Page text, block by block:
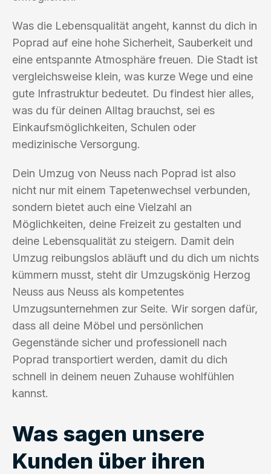
Was die Lebensqualität angeht, kannst du dich in
Poprad auf eine hohe Sicherheit, Sauberkeit und
eine entspannte Atmosphäre freuen. Die Stadt ist
vergleichsweise klein, was kurze Wege und eine
gute Infrastruktur bedeutet. Du findest hier alles,
was du für deinen Alltag brauchst, sei es
Einkaufsmöglichkeiten, Schulen oder
medizinische Versorgung.
Dein Umzug von Neuss nach Poprad ist also
nicht nur mit einem Tapetenwechsel verbunden,
sondern bietet auch eine Vielzahl an
Möglichkeiten, deine Freizeit zu gestalten und
deine Lebensqualität zu steigern. Damit dein
Umzug reibungslos abläuft und du dich um nichts
kümmern musst, steht dir Umzugskönig Herzog
Neuss aus Neuss als kompetentes
Umzugsunternehmen zur Seite. Wir sorgen dafür,
dass all deine Möbel und persönlichen
Gegenstände sicher und professionell nach
Poprad transportiert werden, damit du dich
schnell in deinem neuen Zuhause wohlfühlen
kannst.
Was sagen unsere
Kunden über ihren